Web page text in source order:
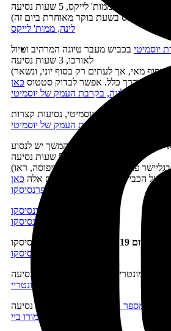
לעיירה ממות' לייקס, 5 שעות נסיעה
לינה, ממות' לייקס
יוסמיטי בכביש מעבר טיוגה המרהיב וטיול
לאורכו, 3 שעות נסיעה
(הכביש נפתח בדרך כלל בסוף מאי, אך לעתים רק בסוף יוני, ונשאר
בדרך כלל. אפשר לבדוק סטטוס כאן
לינה, בקרבת העמק של יוסמיטי
טיול בעמק יוסמיטי, נסיעות קצרות
לינה, בקרבת העמק של יוסמיטי
להקדיש לדרום יוסמיטי ובהמשך יש לנסוע
(כדאי לבקר ביום זה בגליישר פוינט, וביער הסקויה מריפוסה, ראו
של הכבישים המובילים לאתרים אלה כאן
לינה, סן פרנסיסקו
בסן פרנסיסקו
לינה, סן פרנסיסקו
יום 19 –
יום טיול נוסף בסן פרנסיסקו
לינה, סן פרנסיסקו
נסיעה למונטריי וטיול בעיירה, 2 שעות נסיעה
לינה, מונטריי
בכביש מספר 1
לינה, קמבריה/מורו ביי